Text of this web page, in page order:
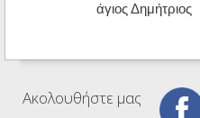
άγιος Δημήτριος
Ακολουθήστε μας